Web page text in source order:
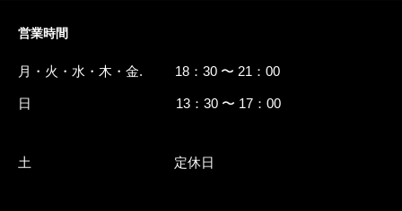
営業時間
月・火・水・木・金. 18：30 〜 21：00
日 13：30 〜 17：00
土 定休日